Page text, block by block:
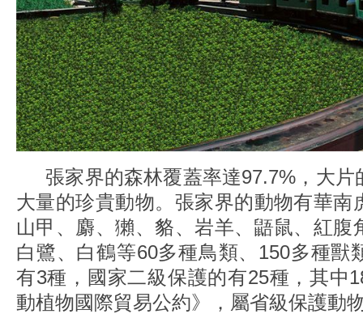
張家界的森林覆蓋率達97.7%，大片
大量的珍貴動物。張家界的動物有華南
山甲、麝、獺、貉、岩羊、鼯鼠、紅腹
白鷺、白鶴等60多種鳥類、150多種獸
有3種，國家二級保護的有25種，其中
動植物國際貿易公約》，屬省級保護動